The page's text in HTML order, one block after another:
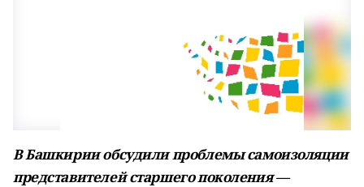
В Башкирии обсудили проблемы самоизоляции
представителей старшего поколения —